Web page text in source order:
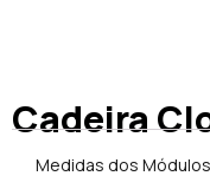
Cadeira
Medidas dos Módulos